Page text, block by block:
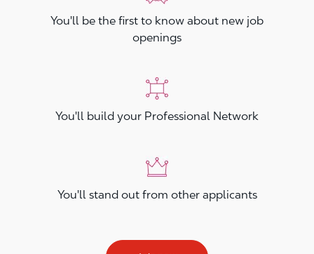
You'll be the first to know about new job
openings
You'll build your Professional Network
You'll stand out from other applicants